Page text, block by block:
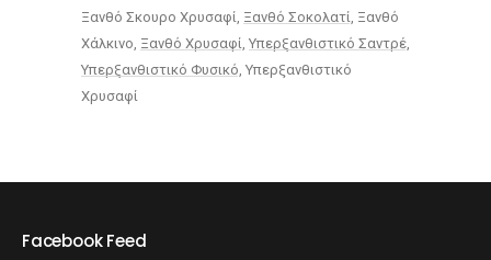
Ξανθό Σκουρο Χρυσαφί Ξανθό Σοκολατί Ξανθό
Χάλκινο Ξανθό Χρυσαφί Υπερξανθιστικό Σαντρέ
Υπερξανθιστικό Φυσικό Υπερξανθιστικό
Χρυσαφί
Facebook Feed